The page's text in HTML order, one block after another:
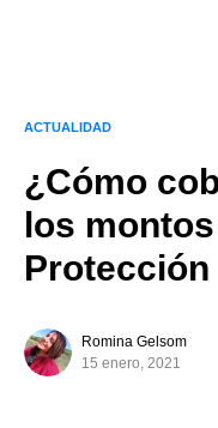
ACTUALIDAD
¿Cómo
los
Protección
Romina Gelsom
15 enero, 2021